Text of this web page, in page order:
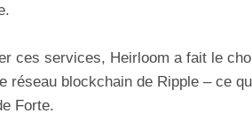
ces services, Heirloom a fait le
réseau blockchain de Ripple – ce
Forte.